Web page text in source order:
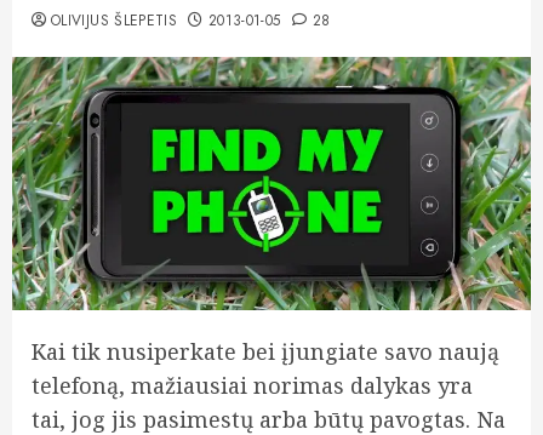
OLIVIJUS ŠLEPETIS 2013-01-05 28
Kai tik nusiperkate bei įjungiate savo naują
telefoną, mažiausiai norimas dalykas yra
tai, jog jis pasimestų arba būtų pavogtas. Na